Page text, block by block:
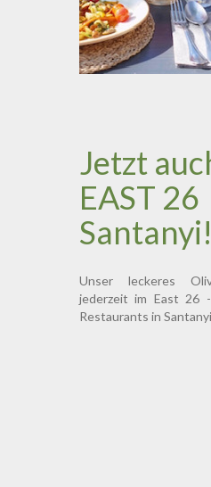
Jetzt
EAST 26
Santanyi!
Unser leckeres
jederzeit im East 26
Restaurants in